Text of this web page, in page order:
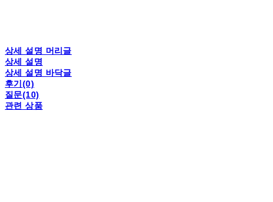
상세 설명 머리글
상세 설명
상세 설명 바닥글
후기(0)
질문(10)
관련 상품